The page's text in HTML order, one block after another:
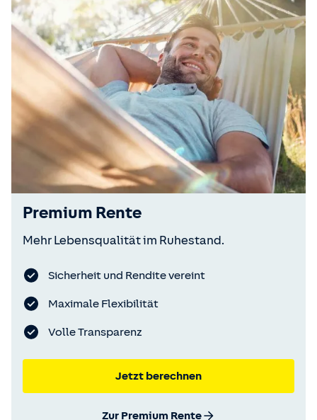
Premium Rente
Mehr Lebensqualität im Ruhestand.
Sicherheit und Rendite vereint
Maximale Flexibilität
Volle Transparenz
Jetzt berechnen
Zur Premium Rente